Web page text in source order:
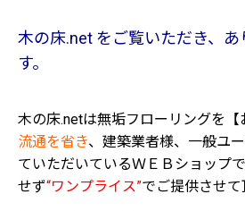
木の床.net をご覧いただき、あ
す。
木の床.netは無垢フローリングを【
流通を省き、 建築業者様、一般ユ
ていただいているＷＥＢ ショップ
せず“ワンプライス”でご提供させて